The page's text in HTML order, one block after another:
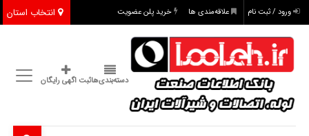
انتخاب استان ورود / ثبت نام علاقه‌مندی ها خرید پلن عضویت
دسته‌بندی‌هاثبت اگهی رایگان